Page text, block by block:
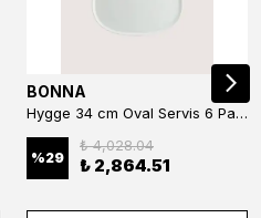
BONNA
Hygge 34 cm Oval Servis 6 Parça
%29
₺ 4,028.04
₺ 2,864.51